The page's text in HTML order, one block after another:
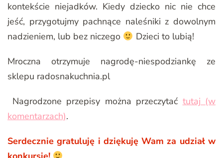
kontekście niejadków. Kiedy dziecko nic nie chce
jeść, przygotujmy pachnące naleśniki z dowolnym
nadzieniem, lub bez niczego
Dzieci to lubią!
Mroczna otrzymuje nagrodę-niespodziankę ze
sklepu radosnakuchnia.pl
Nagrodzone przepisy można przeczytać tutaj (w
komentarzach).
Serdecznie gratuluję i dziękuję Wam za udział w